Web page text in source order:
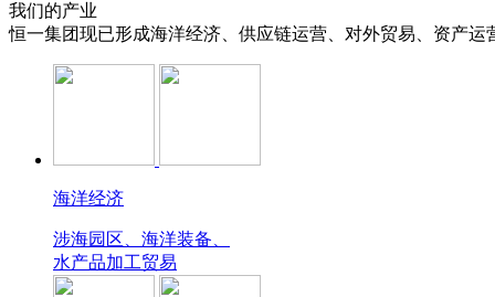
我们的产业
恒一集团现已形成海洋经济、供应链运营、对外贸易、资产运
海洋经济
涉海园区、海洋装备、
水产品加工贸易